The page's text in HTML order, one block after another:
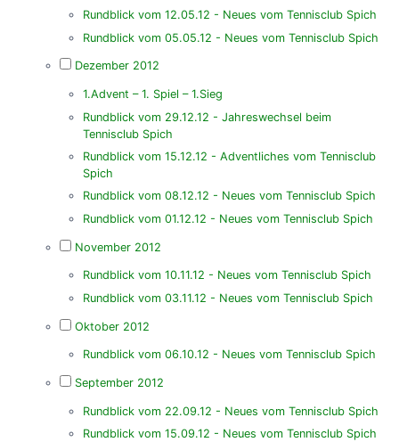
Rundblick vom 12.05.12 - Neues vom Tennisclub Spich
Rundblick vom 05.05.12 - Neues vom Tennisclub Spich
Dezember 2012
1.Advent – 1. Spiel – 1.Sieg
Rundblick vom 29.12.12 - Jahreswechsel beim
Tennisclub Spich
Rundblick vom 15.12.12 - Adventliches vom Tennisclub
Spich
Rundblick vom 08.12.12 - Neues vom Tennisclub Spich
Rundblick vom 01.12.12 - Neues vom Tennisclub Spich
November 2012
Rundblick vom 10.11.12 - Neues vom Tennisclub Spich
Rundblick vom 03.11.12 - Neues vom Tennisclub Spich
Oktober 2012
Rundblick vom 06.10.12 - Neues vom Tennisclub Spich
September 2012
Rundblick vom 22.09.12 - Neues vom Tennisclub Spich
Rundblick vom 15.09.12 - Neues vom Tennisclub Spich